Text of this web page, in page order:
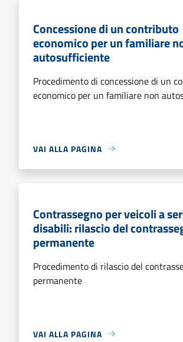
Concessione di un contributo
economico per un familiare
autosufficiente
Procedimento di concessione di un
economico per un familiare non
VAI ALLA PAGINA
Contrassegno per veicoli a
disabili: rilascio del
permanente
Procedimento di rilascio del
permanente
VAI ALLA PAGINA